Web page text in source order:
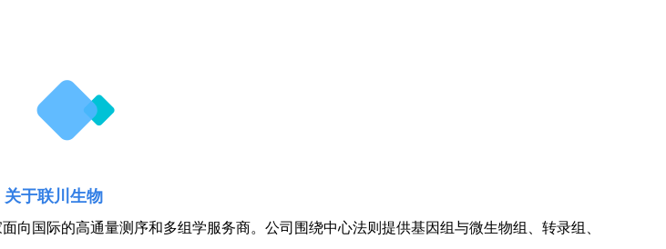
关于联川生物
国际的高通量测序和多组学服务商。公司围绕中心法则提供基因组与微生物组、转录组、